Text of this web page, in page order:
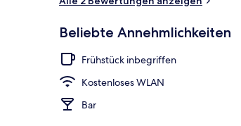
Beliebte Annehmlichkeiten
Frühstück inbegriffen
Kostenloses WLAN
Bar